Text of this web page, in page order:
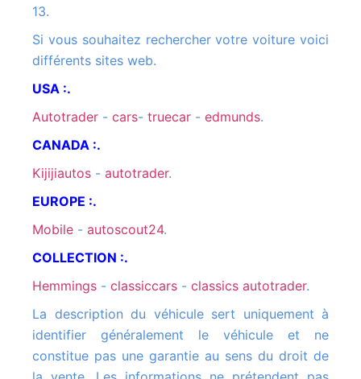
13.
Si vous souhaitez rechercher votre voiture voici
différents sites web.
USA :.
autotrader - cars- truecar - edmunds.
CANADA :.
kijijiautos - autotrader.
EUROPE :.
mobile - autoscout24.
COLLECTION :.
hemmings - classiccars - classics autotrader.
La description du véhicule sert uniquement à
identifier généralement le véhicule et ne
constitue pas une garantie au sens du droit de